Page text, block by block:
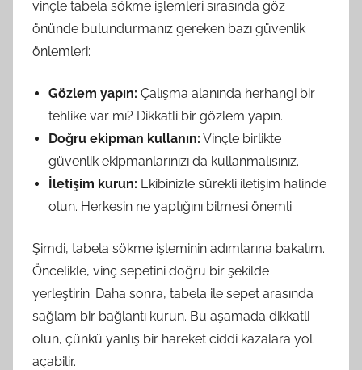
vinçle tabela sökme işlemleri sırasında göz
önünde bulundurmanız gereken bazı güvenlik
önlemleri:
Gözlem yapın: Çalışma alanında herhangi bir
tehlike var mı? Dikkatli bir gözlem yapın.
Doğru ekipman kullanın: Vinçle birlikte
güvenlik ekipmanlarınızı da kullanmalısınız.
İletişim kurun: Ekibinizle sürekli iletişim halinde
olun. Herkesin ne yaptığını bilmesi önemli.
Şimdi, tabela sökme işleminin adımlarına bakalım.
Öncelikle, vinç sepetini doğru bir şekilde
yerleştirin. Daha sonra, tabela ile sepet arasında
sağlam bir bağlantı kurun. Bu aşamada dikkatli
olun, çünkü yanlış bir hareket ciddi kazalara yol
açabilir.